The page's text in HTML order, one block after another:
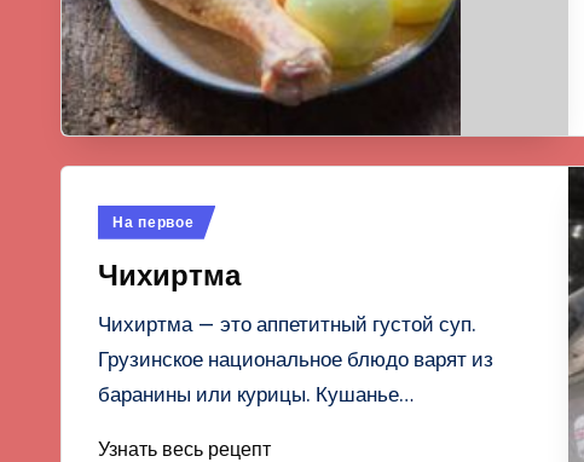
Опубликовано
На первое
Чихиртма
Чихиртма — это аппетитный густой суп.
Грузинское национальное блюдо варят из
баранины или курицы. Кушанье…
Узнать весь рецепт